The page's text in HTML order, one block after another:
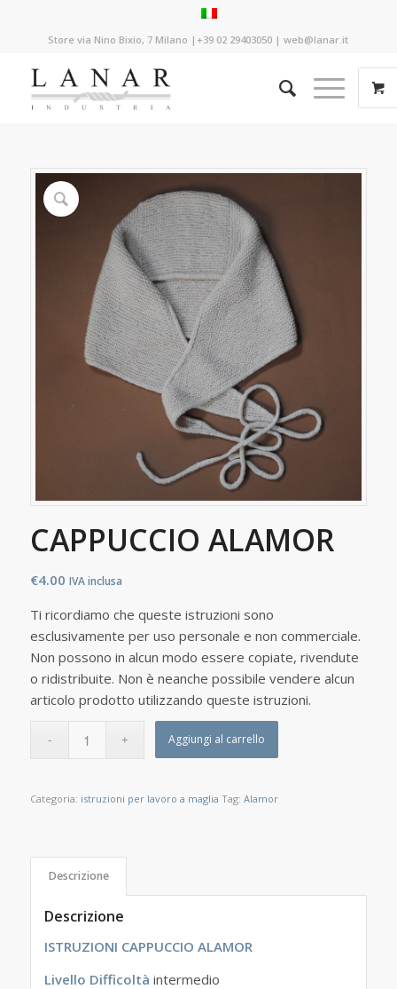
Store via Nino Bixio, 7 Milano |+39 02 29403050 | web@lanar.it
CAPPUCCIO ALAMOR
€4.00 IVA inclusa
Ti ricordiamo che queste istruzioni sono
esclusivamente per uso personale e non commerciale.
Non possono in alcun modo essere copiate, rivendute
o ridistribuite. Non è neanche possibile vendere alcun
articolo prodotto utilizzando queste istruzioni.
Aggiungi al carrello
Categoria: istruzioni per lavoro a maglia Tag: Alamor
Descrizione
Descrizione
ISTRUZIONI CAPPUCCIO ALAMOR
Livello Difficoltà intermedio